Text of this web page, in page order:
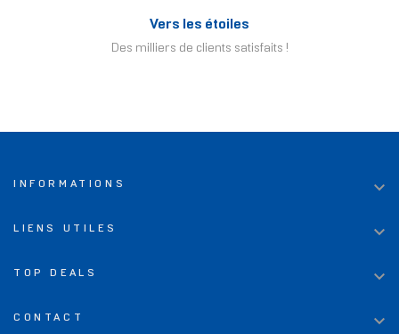
Vers les étoiles
Des milliers de clients satisfaits !
INFORMATIONS 
LIENS UTILES 
TOP DEALS 
CONTACT 